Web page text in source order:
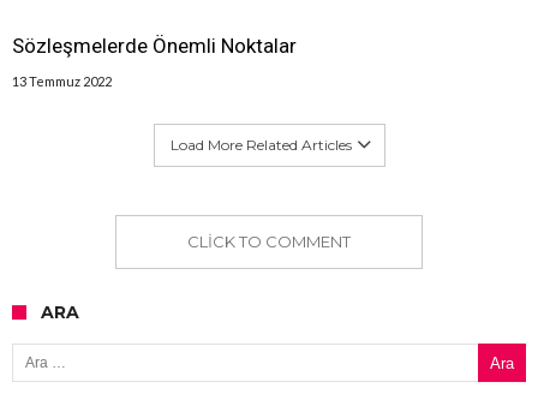
Sözleşmelerde Önemli Noktalar
13 Temmuz 2022
Load More Related Articles
CLICK TO COMMENT
ARA
Arama: